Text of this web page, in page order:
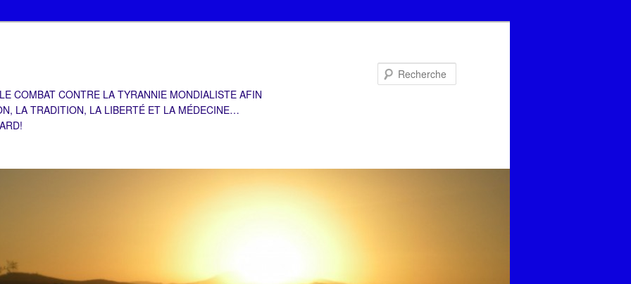
COMBAT CONTRE LA TYRANNIE MONDIALISTE AFIN
LA TRADITION, LA LIBERTÉ ET LA MÉDECINE…